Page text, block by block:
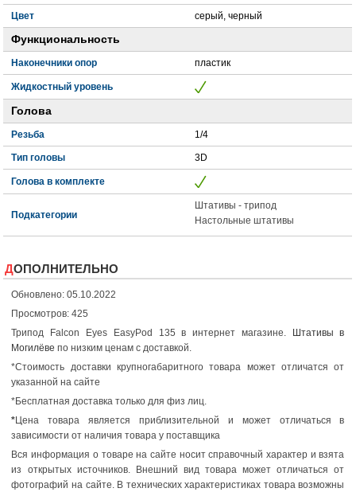
Цвет серый, черный
Функциональность
Наконечники опор пластик
Жидкостный уровень
Голова
Резьба 1/4
Тип головы 3D
Голова в комплекте
Подкатегории
Штативы - трипод
Настольные штативы
ДОПОЛНИТЕЛЬНО
Обновлено: 05.10.2022
Просмотров: 425
Трипод Falcon Eyes EasyPod 135 в интернет магазине.
Штативы в
Могилёве по низким ценам с доставкой.
*Стоимость доставки крупногабаритного товара может отличатся от
указанной на сайте
*Бесплатная доставка только для физ лиц.
*Цена товара является приблизительной и может отличаться в
зависимости от наличия товара у поставщика
Вся информация о товаре на сайте носит справочный характер и взята
из открытых источников. Внешний вид товара может отличаться от
фотографий на сайте. В технических характеристиках товара возможны